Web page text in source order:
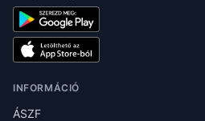
INFORMÁCIÓ
ÁSZF